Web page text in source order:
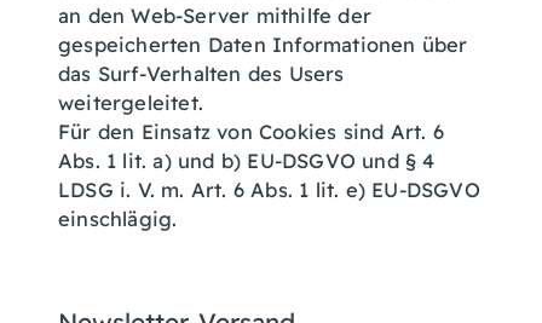
an den Web-Server mithilfe der
gespeicherten Daten Informationen über
das Surf-Verhalten des Users
weitergeleitet.
Für den Einsatz von Cookies sind Art. 6
Abs. 1 lit. a) und b) EU-DSGVO und § 4
LDSG i. V. m. Art. 6 Abs. 1 lit. e) EU-DSGVO
einschlägig.